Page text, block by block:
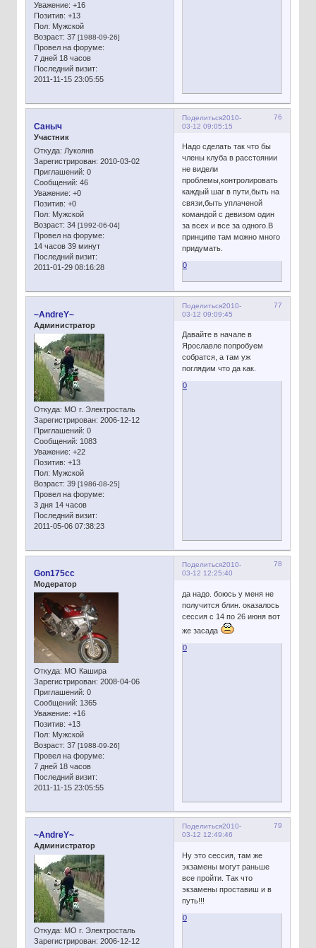
Уважение: +16
Позитив: +13
Пол: Мужской
Возраст: 37 [1988-09-26]
Провел на форуме:
7 дней 18 часов
Последний визит:
2011-11-15 23:05:55
Поделиться 76
2010-
03-12 09:05:15
Сaныч
Участник
Откуда: Лукоянв
Зарегистрирован: 2010-03-02
Приглашений: 0
Сообщений: 46
Уважение: +0
Позитив: +0
Пол: Мужской
Возраст: 34 [1992-06-04]
Провел на форуме:
14 часов 39 минут
Последний визит:
2011-01-29 08:16:28
Надо сделать так что бы
члены клуба в расстоянии
не видели
проблемы,контролировать
каждый шаг в пути,быть на
связи,быть уплаченой
командой с девизом один
за всех и все за одного.В
принципе там можно много
придумать.
0
Поделиться 77
2010-
03-12 09:09:45
~AndreY~
Администратор
Откуда: МО г. Электросталь
Зарегистрирован: 2006-12-12
Приглашений: 0
Сообщений: 1083
Уважение: +22
Позитив: +13
Пол: Мужской
Возраст: 39 [1986-08-25]
Провел на форуме:
3 дня 14 часов
Последний визит:
2011-05-06 07:38:23
Давайте в начале в
Ярославле попробуем
собратся, а там уж
поглядим что да как.
0
Поделиться 78
2010-
03-12 12:25:40
Gon175cc
Модератор
Откуда: МО Кашира
Зарегистрирован: 2008-04-06
Приглашений: 0
Сообщений: 1365
Уважение: +16
Позитив: +13
Пол: Мужской
Возраст: 37 [1988-09-26]
Провел на форуме:
7 дней 18 часов
Последний визит:
2011-11-15 23:05:55
да надо. боюсь у меня не
получится блин. оказалось
сессия с 14 по 26 июня вот
же засада
0
Поделиться 79
2010-
03-12 12:49:46
~AndreY~
Администратор
Откуда: МО г. Электросталь
Зарегистрирован: 2006-12-12
Ну это сессия, там же
экзамены могут раньше
все пройти. Так что
экзамены проставиш и в
путь!!!
0